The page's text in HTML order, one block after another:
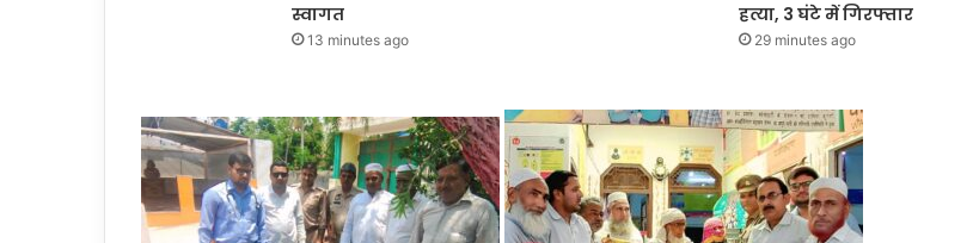
स्वागत
13 minutes ago
हत्या, 3 घंटे में गिरफ्तार
29 minutes ago